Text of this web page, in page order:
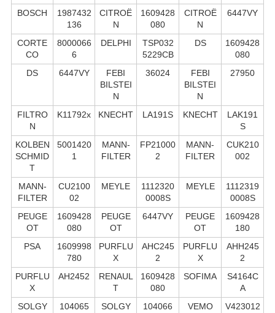
BOSCH
1987432
136
CITROË
N
1609428
080
CITROË
N
6447VY
CORTE
CO
8000066
6
DELPHI
TSP032
5229CB
DS
1609428
080
DS
6447VY
FEBI
BILSTEI
N
36024
FEBI
BILSTEI
N
27950
FILTRO
N
K11792x KNECHT LA191S KNECHT
LAK191
S
KOLBEN
SCHMID
T
5001420
1
MANN-
FILTER
FP21000
2
MANN-
FILTER
CUK210
002
MANN-
FILTER
CU2100
02
MEYLE
1112320
0008S
MEYLE
1112319
0008S
PEUGE
OT
1609428
080
PEUGE
OT
6447VY
PEUGE
OT
1609428
180
PSA
1609998
780
PURFLU
X
AHC245
2
PURFLU
X
AHH245
2
PURFLU
X
AH2452
RENAUL
T
1609428
080
SOFIMA
S4164C
A
SOLGY
104065 SOLGY 104066 VEMO
V423012